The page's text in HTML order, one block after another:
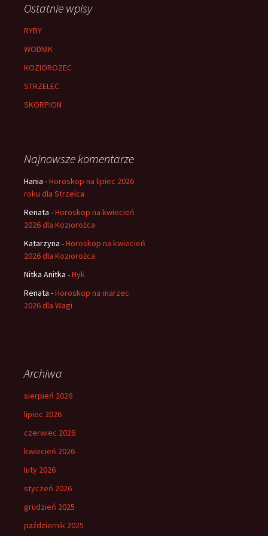
Ostatnie wpisy
RYBY
WODNIK
KOZIOROZEC
STRZELEC
SKORPION
Najnowsze komentarze
Hania -Horoskop na lipiec 2026
roku dla Strzelca
Renata -Horoskop na kwiecień
2026 dla Koziorożca
Katarzyna -Horoskop na kwiecień
2026 dla Koziorożca
Nitka Anitka -Byk
Renata -Horoskop na marzec
2026 dla Wagi
Archiwa
sierpień 2026
lipiec 2026
czerwiec 2026
kwiecień 2026
luty 2026
styczeń 2026
grudzień 2025
październik 2025